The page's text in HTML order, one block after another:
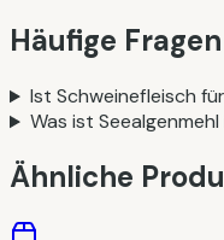
Häufige Fragen
Ist Schweinefleisch
Was ist
Ähnliche